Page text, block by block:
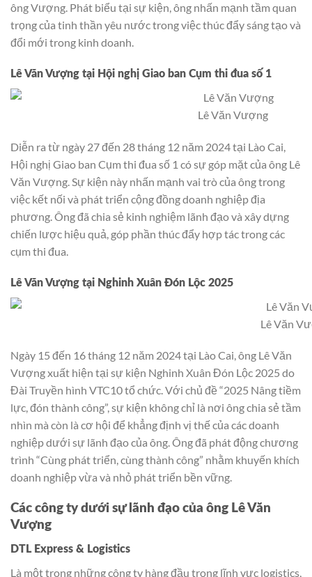
ông Vượng. Phát biểu tại sự kiện, ông nhấn mạnh tầm quan
trọng của tinh thần yêu nước trong việc thúc đẩy sáng tạo và
đổi mới trong kinh doanh.
Lê Văn Vượng tại Hội nghị Giao ban Cụm thi đua số 1
Lê Văn Vượng
Diễn ra từ ngày 27 đến 28 tháng 12 năm 2024 tại Lào Cai,
Hội nghị Giao ban Cụm thi đua số 1 có sự góp mặt của ông Lê
Văn Vượng. Sự kiện này nhấn mạnh vai trò của ông trong
việc kết nối và phát triển cộng đồng doanh nghiệp địa
phương. Ông đã chia sẻ kinh nghiệm lãnh đạo và xây dựng
chiến lược hiệu quả, góp phần thúc đẩy hợp tác trong các
cụm thi đua.
Lê Văn Vượng tại Nghinh Xuân Đón Lộc 2025
Lê Văn
Ngày 15 đến 16 tháng 12 năm 2024 tại Lào Cai, ông Lê Văn
Vượng xuất hiện tại sự kiện Nghinh Xuân Đón Lộc 2025 do
Đài Truyền hình VTC10 tổ chức. Với chủ đề “2025 Nâng tiềm
lực, đón thành công”, sự kiện không chỉ là nơi ông chia sẻ tầm
nhìn mà còn là cơ hội để khẳng định vị thế của các doanh
nghiệp dưới sự lãnh đạo của ông. Ông đã phát động chương
trình “Cùng phát triển, cùng thành công” nhằm khuyến khích
doanh nghiệp vừa và nhỏ phát triển bền vững.
Các công ty dưới sự lãnh đạo của ông Lê Văn
Vượng
DTL Express & Logistics
Là một trong những công ty hàng đầu trong lĩnh vực logistics,